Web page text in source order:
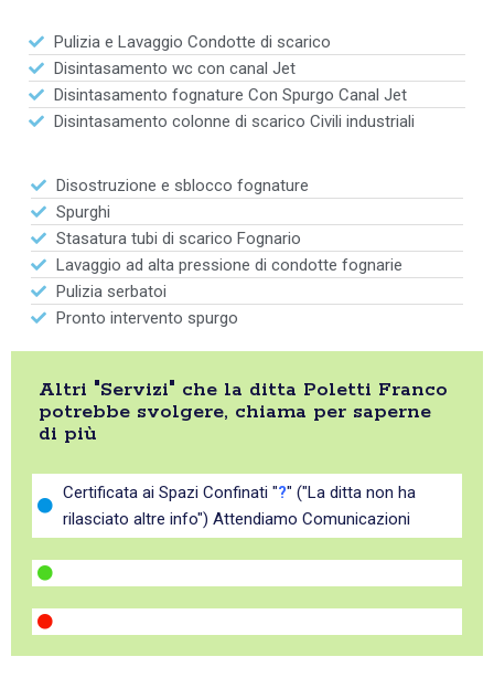
Pulizia e Lavaggio Condotte di scarico
Disintasamento wc con canal Jet
Disintasamento fognature Con Spurgo Canal Jet
Disintasamento colonne di scarico Civili industriali
Disostruzione e sblocco fognature
Spurghi
Stasatura tubi di scarico Fognario
Lavaggio ad alta pressione di condotte fognarie
Pulizia serbatoi
Pronto intervento spurgo
Altri "Servizi" che la ditta Poletti Franco
potrebbe svolgere, chiama per saperne
di più
Certificata ai Spazi Confinati "?" ("La ditta non ha
rilasciato altre info") Attendiamo Comunicazioni